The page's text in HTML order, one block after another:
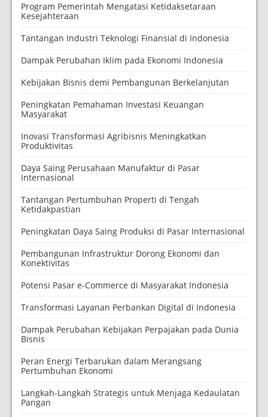
Program Pemerintah Mengatasi Ketidaksetaraan
Kesejahteraan
Tantangan Industri Teknologi Finansial di Indonesia
Dampak Perubahan Iklim pada Ekonomi Indonesia
Kebijakan Bisnis demi Pembangunan Berkelanjutan
Peningkatan Pemahaman Investasi Keuangan
Masyarakat
Inovasi Transformasi Agribisnis Meningkatkan
Produktivitas
Daya Saing Perusahaan Manufaktur di Pasar
Internasional
Tantangan Pertumbuhan Properti di Tengah
Ketidakpastian
Peningkatan Daya Saing Produksi di Pasar Internasional
Pembangunan Infrastruktur Dorong Ekonomi dan
Konektivitas
Potensi Pasar e-Commerce di Masyarakat Indonesia
Transformasi Layanan Perbankan Digital di Indonesia
Dampak Perubahan Kebijakan Perpajakan pada Dunia
Bisnis
Peran Energi Terbarukan dalam Merangsang
Pertumbuhan Ekonomi
Langkah-Langkah Strategis untuk Menjaga Kedaulatan
Pangan